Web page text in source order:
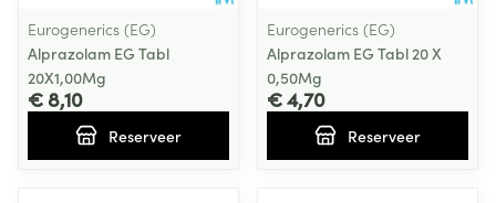
Eurogenerics (EG)
Alprazolam EG Tabl
20X1,00Mg
€ 8,10
Reserveer
Eurogenerics (EG)
Alprazolam EG Tabl 20 X
0,50Mg
€ 4,70
Reserveer